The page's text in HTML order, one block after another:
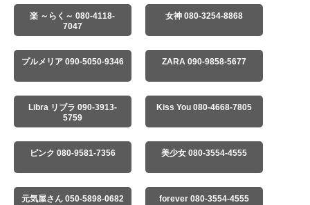
楽 ～らく～ 080-4118-
7047
女神 080-3254-8868
プルメリア 090-5050-9346 ZARA 090-9858-5677
Libra リブラ 090-3913-
5759
Kiss You 080-4668-7805
ピンク 080-9581-7356 美少女 080-3554-4555
元気屋さん 050-5898-0682 forever 080-3554-4555